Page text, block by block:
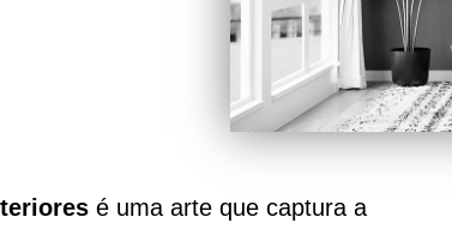
é uma arte que captura a